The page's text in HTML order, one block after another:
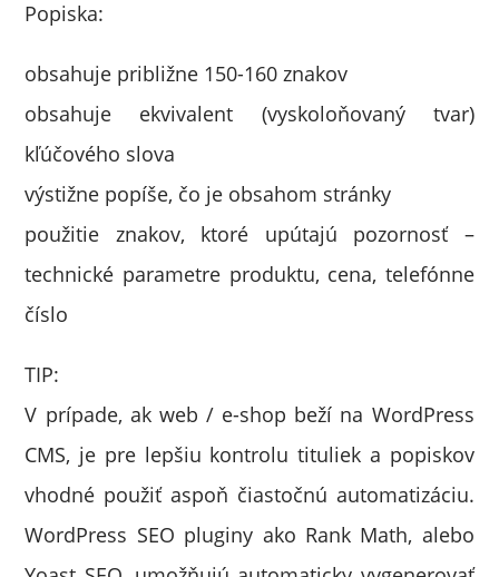
Popiska:
obsahuje približne 150-160 znakov
obsahuje ekvivalent (vyskoloňovaný tvar)
kľúčového slova
výstižne popíše, čo je obsahom stránky
použitie znakov, ktoré upútajú pozornosť –
technické parametre produktu, cena, telefónne
číslo
TIP:
V prípade, ak web / e-shop beží na WordPress
CMS, je pre lepšiu kontrolu tituliek a popiskov
vhodné použiť aspoň čiastočnú automatizáciu.
WordPress SEO pluginy ako Rank Math, alebo